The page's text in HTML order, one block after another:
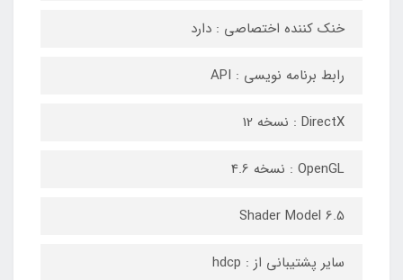
خنک کننده اختصاصی : دارد
رابط برنامه نویسی : API
DirectX : نسخه 12
OpenGL : نسخه 4.6
Shader Model 6.5
سایر پشتیبانی از : hdcp